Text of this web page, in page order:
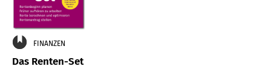
FINANZEN
Das Renten-Set